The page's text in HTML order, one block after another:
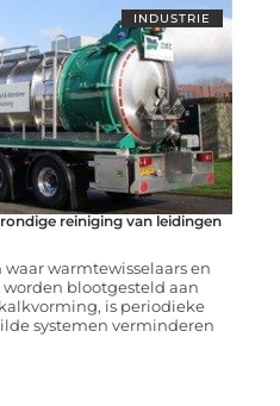
INDUSTRIE
reiniging van leidingen
warmtewisselaars en
blootgesteld aan
is periodieke
systemen verminderen